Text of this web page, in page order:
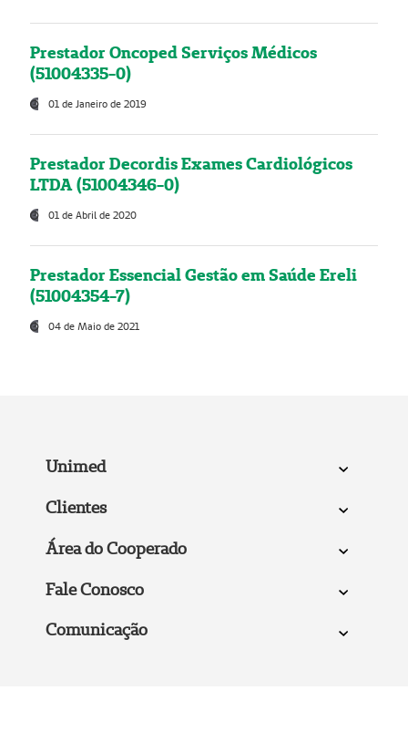
Prestador Oncoped Serviços Médicos
(51004335-0)
01 de Janeiro de 2019
Prestador Decordis Exames Cardiológicos
LTDA (51004346-0)
01 de Abril de 2020
Prestador Essencial Gestão em Saúde Ereli
(51004354-7)
04 de Maio de 2021
Unimed
Clientes
Área do Cooperado
Fale Conosco
Comunicação